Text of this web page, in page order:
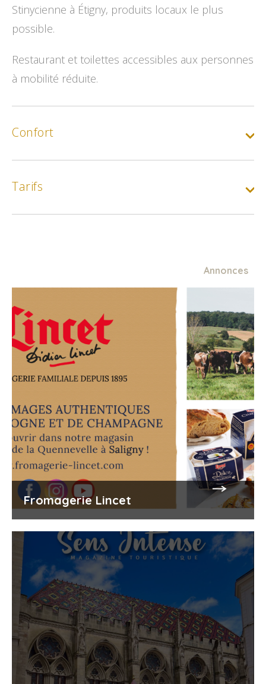
Stinycienne à Étigny, produits locaux le plus
possible.
Restaurant et toilettes accessibles aux personnes
à mobilité réduite.
Confort
Tarifs
Annonces
Fromagerie Lincet